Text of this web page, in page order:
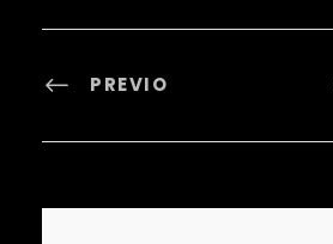
PREVIO